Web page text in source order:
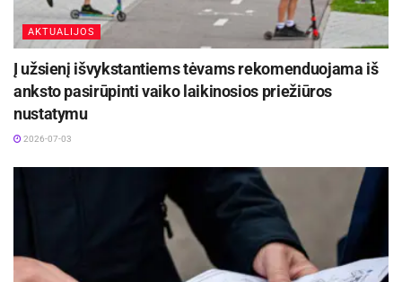
AKTUALIJOS
Į užsienį išvykstantiems tėvams rekomenduojama iš
anksto pasirūpinti vaiko laikinosios priežiūros
nustatymu
2026-07-03